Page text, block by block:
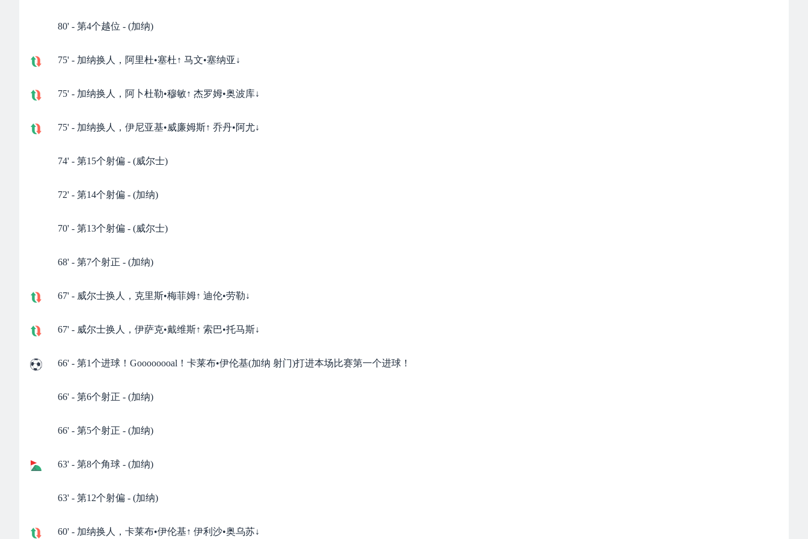
80' - 第4个越位 - (加纳)
75' - 加纳换人，阿里杜•塞杜↑ 马文•塞纳亚↓
75' - 加纳换人，阿卜杜勒•穆敏↑ 杰罗姆•奥波库↓
75' - 加纳换人，伊尼亚基•威廉姆斯↑ 乔丹•阿尤↓
74' - 第15个射偏 - (威尔士)
72' - 第14个射偏 - (加纳)
70' - 第13个射偏 - (威尔士)
68' - 第7个射正 - (加纳)
67' - 威尔士换人，克里斯•梅菲姆↑ 迪伦•劳勒↓
67' - 威尔士换人，伊萨克•戴维斯↑ 索巴•托马斯↓
66' - 第1个进球！Goooooooal！卡莱布•伊伦基(加纳 射门)打进本场比赛第一个进球！
66' - 第6个射正 - (加纳)
66' - 第5个射正 - (加纳)
63' - 第8个角球 - (加纳)
63' - 第12个射偏 - (加纳)
60' - 加纳换人，卡莱布•伊伦基↑ 伊利沙•奥乌苏↓